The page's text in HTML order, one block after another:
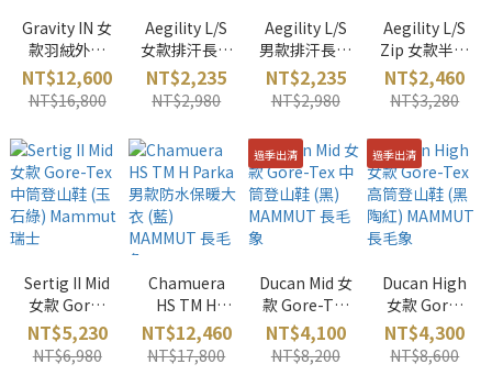
Gravity IN 女
款羽絨外套
(鉑金灰)
MAMMUT 長
毛象
NT$12,600
NT$16,800
Aegility L/S
女款排汗長袖
上衣 (藍)
MAMMUT 長
毛象
NT$2,235
NT$2,980
Aegility L/S
男款排汗長袖
上衣 (黑)
MAMMUT 長
毛象
NT$2,235
NT$2,980
Aegility L/S
Zip 女款半開
襟長袖上衣
(海洋藍/白)
MAMMUT 長
毛象
NT$2,460
NT$3,280
Sertig II Mid
女款 Gore-
Tex 中筒登山
鞋 (玉石綠)
Mammut 瑞
NT$5,230
NT$6,980
Chamuera
HS TM H
Parka 男款防
水保暖大衣
(藍)
NT$12,460
NT$17,800
過季出清
Ducan Mid 女
款 Gore-Tex
中筒登山鞋
(黑)
MAMMUT 長
NT$4,100
NT$8,200
過季出清
Ducan High
女款 Gore-
Tex 高筒登山
鞋 (黑陶紅)
MAMMUT長
NT$4,300
NT$8,600